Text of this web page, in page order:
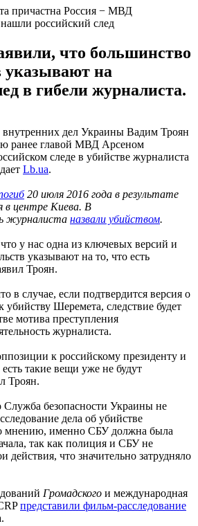
российский след
что большинство
указывают на
в гибели журналиста.
внутренних дел Украины Вадим Троян
ранее главой МВД Арсеном
следе в убийстве журналиста
Lb.ua.
20 июля 2016 года в результате
в центре Киева. В
журналиста назвали убийством.
у нас одна из ключевых версий и
указывают на то, что есть
Троян.
в случае, если подтвердится версия о
убийству Шеремета, следствие будет
мотива преступления
журналиста.
к российскому президенту и
такие вещи уже не будут
Троян.
Служба безопасности Украины не
дела об убийстве
мнению, именно СБУ должна была
так как полиция и СБУ не
действия, что значительно затрудняло
Громадского и международная
представили фильм-расследование